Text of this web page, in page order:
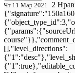
Чт 11 Мар 2021 2
[],"level_directions":